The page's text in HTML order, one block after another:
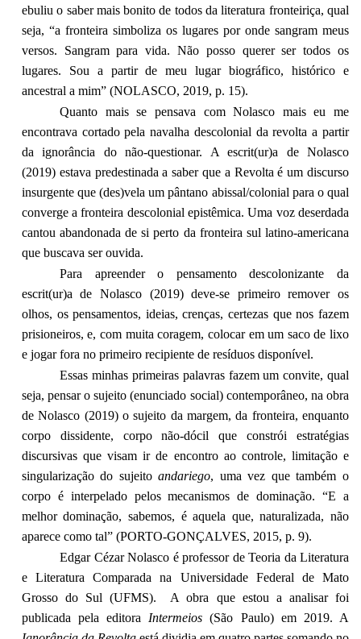
ebuliu o saber mais bonito de todos da literatura fronteiriça, qual
seja, “a fronteira simboliza os lugares por onde sangram meus
versos. Sangram para vida. Não posso querer ser todos os
lugares. Sou a partir de meu lugar biográfico, histórico e
ancestral a mim” (NOLASCO, 2019, p. 15).
Quanto mais se pensava com Nolasco mais eu me
encontrava cortado pela navalha descolonial da revolta a partir
da ignorância do não-questionar. A escrit(ur)a de Nolasco
(2019) estava predestinada a saber que a Revolta é um discurso
insurgente que (des)vela um pântano abissal/colonial para o qual
converge a fronteira descolonial epistêmica. Uma voz deserdada
cantou abandonada de si perto da fronteira sul latino-americana
que buscava ser ouvida.
Para apreender o pensamento descolonizante da
escrit(ur)a de Nolasco (2019) deve-se primeiro remover os
olhos, os pensamentos, ideias, crenças, certezas que nos fazem
prisioneiros, e, com muita coragem, colocar em um saco de lixo
e jogar fora no primeiro recipiente de resíduos disponível.
Essas minhas primeiras palavras fazem um convite, qual
seja, pensar o sujeito (enunciado social) contemporâneo, na obra
de Nolasco (2019) o sujeito da margem, da fronteira, enquanto
corpo dissidente, corpo não-dócil que constrói estratégias
discursivas que visam ir de encontro ao controle, limitação e
singularização do sujeitoandariego, uma vez que também o
corpo é interpelado pelos mecanismos de dominação. “E a
melhor dominação, sabemos, é aquela que, naturalizada, não
aparece como tal” (PORTO-GONÇALVES, 2015, p. 9).
Edgar Cézar Nolasco é professor de Teoria da Literatura
e Literatura Comparada na Universidade Federal de Mato
Grosso do Sul (UFMS). A obra que estou a analisar foi
publicada pela editora Intermeios (São Paulo) em 2019. A